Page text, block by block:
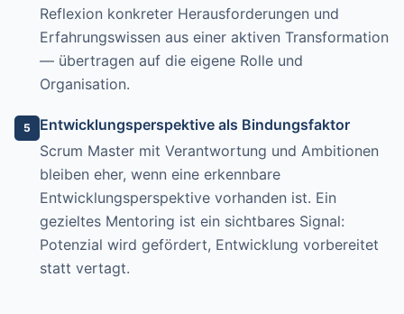
Reflexion konkreter Herausforderungen und
Erfahrungswissen aus einer aktiven Transformation
— übertragen auf die eigene Rolle und
Organisation.
5
Entwicklungsperspektive als Bindungsfaktor
Scrum Master mit Verantwortung und Ambitionen
bleiben eher, wenn eine erkennbare
Entwicklungsperspektive vorhanden ist. Ein
gezieltes Mentoring ist ein sichtbares Signal:
Potenzial wird gefördert, Entwicklung vorbereitet
statt vertagt.